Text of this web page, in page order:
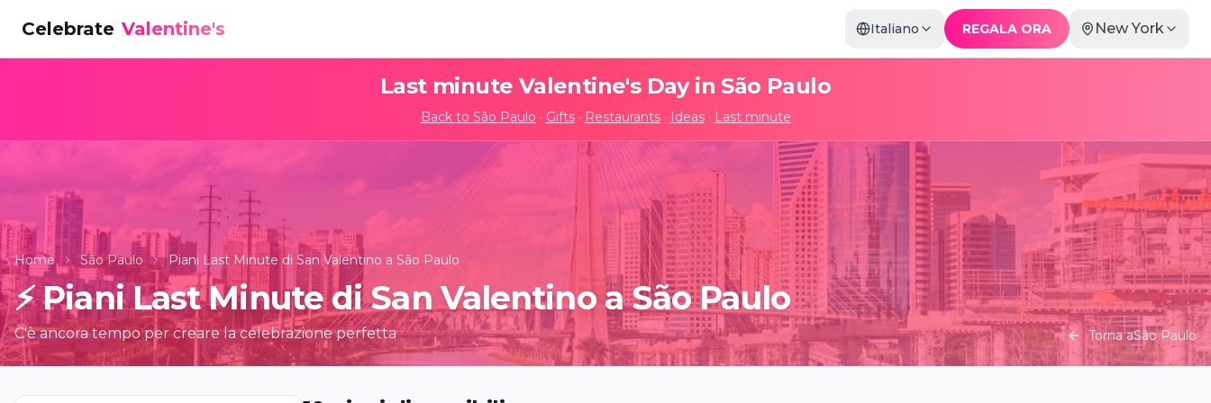
Celebrate Valentine's Italiano REGALA ORA New York
Last minute Valentine's Day in São Paulo
Back to São Paulo · Gifts· Restaurants· Ideas· Last minute
Home São Paulo Piani Last Minute di San Valentino a São Paulo
⚡ Piani Last Minute di San Valentino a São Paulo
C'è ancora tempo per creare la celebrazione perfetta Torna aSão Paulo